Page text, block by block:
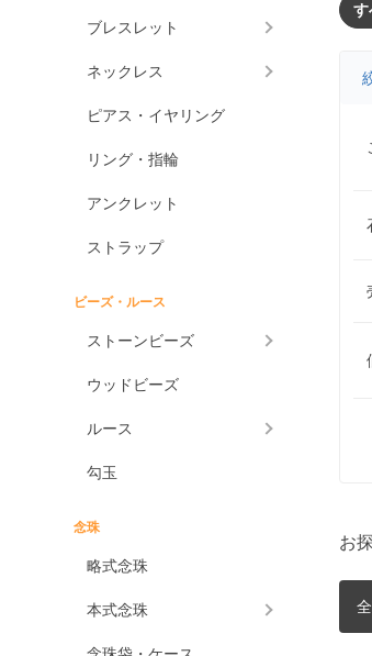
ブレスレット
ネックレス
ピアス・イヤリング
リング・指輪
アンクレット
ストラップ
ビーズ・ルース
ストーンビーズ
ウッドビーズ
ルース
勾玉
念珠
略式念珠
本式念珠
す
お